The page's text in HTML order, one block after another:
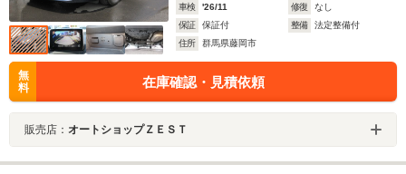
車検
'26/11 修復
なし
保証
保証付 整備
法定整備付
住所
群馬県藤岡市
無
料
在庫確認・見積依頼
販売店： オートショップＺＥＳＴ